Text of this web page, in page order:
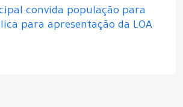
convida população para
para apresentação da LOA